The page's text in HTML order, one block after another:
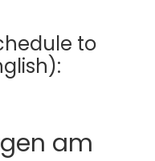
to
am